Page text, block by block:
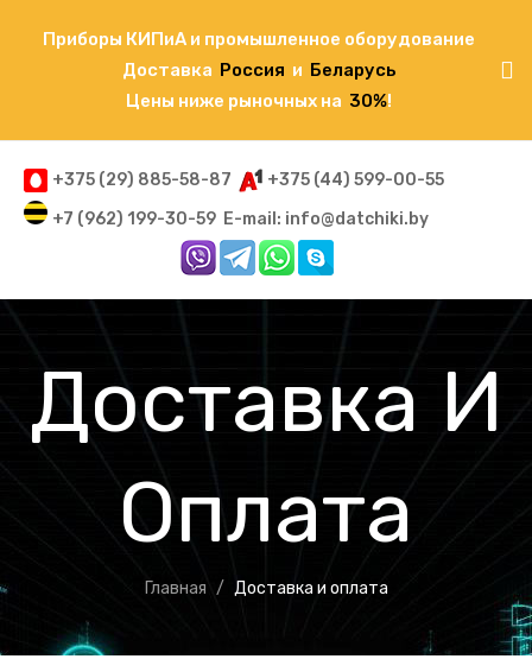
Приборы КИПиА и промышленное оборудование
Доставка Россия и Беларусь
Цены ниже рыночных на 30%!
+375 (29) 885-58-87
+375 (44) 599-00-55
+7 (962) 199-30-59 E-mail: info@datchiki.by
Доставка И
Оплата
Главная Доставка и оплата